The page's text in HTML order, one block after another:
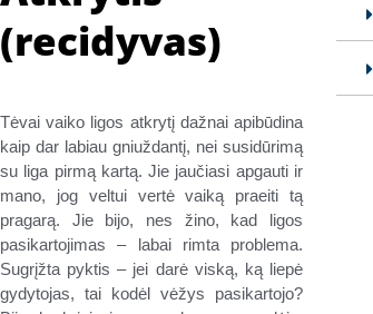
(recidyvas)
Tėvai vaiko ligos atkrytį dažnai apibūdina
kaip dar labiau gniuždantį, nei susidūrimą
su liga pirmą kartą. Jie jaučiasi apgauti ir
mano, jog veltui vertė vaiką praeiti tą
pragarą. Jie bijo, nes žino, kad ligos
pasikartojimas – labai rimta problema.
Sugrįžta pyktis – jei darė viską, ką liepė
gydytojas, tai kodėl vėžys pasikartojo?